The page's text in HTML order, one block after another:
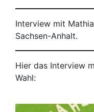
Interview mit
Sachsen-Anhalt.
Hier das Interview
Wahl: